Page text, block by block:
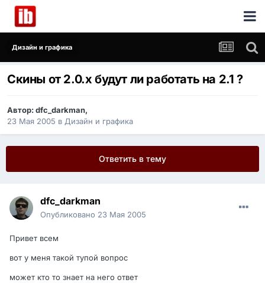
Дизайн и графика
Скины от 2.0.х будут ли работать на 2.1 ?
Автор:dfc_darkman,
23 Мая 2005 в Дизайн и графика
Ответить в тему
dfc_darkman
Опубликовано 23 Мая 2005
Привет всем
вот у меня такой тупой вопрос
может кто то знает на него ответ